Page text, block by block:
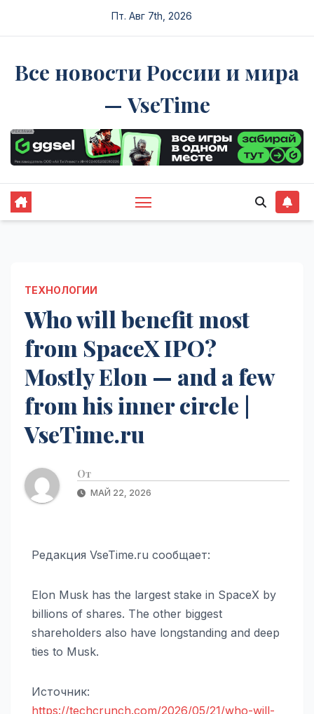
Пт. Авг 7th, 2026
Все новости России и мира
— VseTime
ТЕХНОЛОГИИ
Who will benefit most
from SpaceX IPO?
Mostly Elon — and a few
from his inner circle |
VseTime.ru
От
МАЙ 22, 2026
Редакция VseTime.ru сообщает:
Elon Musk has the largest stake in SpaceX by
billions of shares. The other biggest
shareholders also have longstanding and deep
ties to Musk.
Источник:
https://techcrunch.com/2026/05/21/who-will-